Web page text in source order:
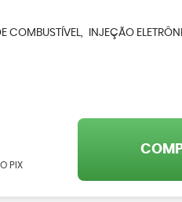
COMBUSTÍVEL INJEÇÃO
PIX